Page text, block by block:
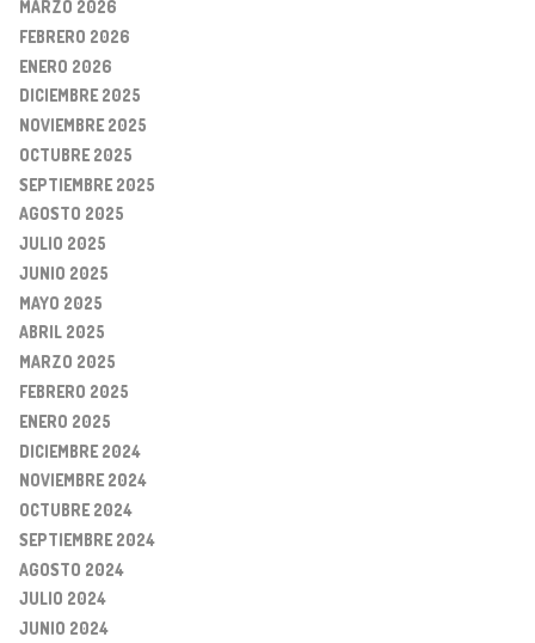
MARZO 2026
FEBRERO 2026
ENERO 2026
DICIEMBRE 2025
NOVIEMBRE 2025
OCTUBRE 2025
SEPTIEMBRE 2025
AGOSTO 2025
JULIO 2025
JUNIO 2025
MAYO 2025
ABRIL 2025
MARZO 2025
FEBRERO 2025
ENERO 2025
DICIEMBRE 2024
NOVIEMBRE 2024
OCTUBRE 2024
SEPTIEMBRE 2024
AGOSTO 2024
JULIO 2024
JUNIO 2024